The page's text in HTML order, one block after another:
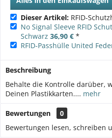
Dieser Artikel: RFID-
No Signal Sleeve RFID
Schwarz 36,90 € *
RFID-Passhülle United
Beschreibung
Behalte die Kontrolle darüber,
Deinen Plastikkarten.... mehr
Bewertungen
0
Bewertungen lesen, schreiben